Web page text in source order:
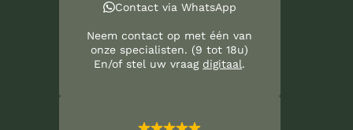
Contact via WhatsApp
Neem contact op met één van
onze specialisten. (9 tot 18u)
En/of stel uw vraag digitaal.